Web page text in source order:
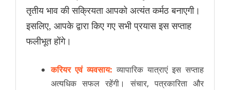
तृतीय भाव की सक्रियता आपको अत्यंत कर्मठ बनाएगी।
इसलिए, आपके द्वारा किए गए सभी प्रयास इस सप्ताह
फलीभूत होंगे।
करियर एवं व्यवसाय: व्यापारिक यात्राएं इस सप्ताह
अत्यधिक सफल रहेंगी। संचार, पत्रकारिता और